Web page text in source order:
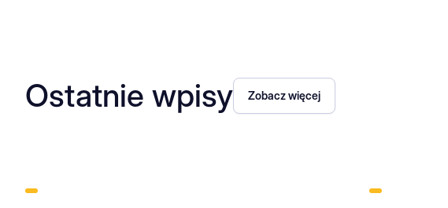
Ostatnie wpisy Zobacz więcej